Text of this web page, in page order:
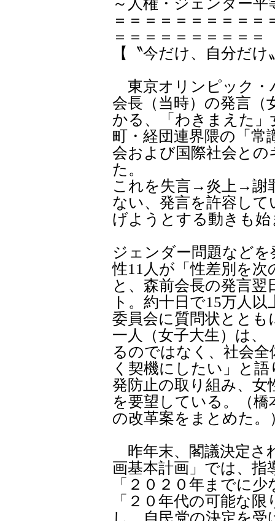
～人権・ジェンダー
＝＝＝＝＝＝＝＝＝＝
＝＝＝＝＝＝＝＝＝＝
【〝今だけ、自分だ
東京オリンピック・
会長（当時）の発言（
かる、「わきまえた
町・経団連界隈の「常
会および国際社会と
た。
これを失言→炎上→謝
ない、発言を許容し
げようとする動きも
ジェンダー問題など
性11人が「性差別を
と、森前会長の発言
ト。約十日で15万人
委員会に質問状ととも
一人（女子大生）は、
るのではなく、社会
く契機にしたい」と
発防止の取り組み、女
を要望している。（
の改革案をまとめた。
昨年末、閣議決定さ
画基本計画」では、指
「２０２０年までに
「２０年代の可能な
し、自民党の決定を